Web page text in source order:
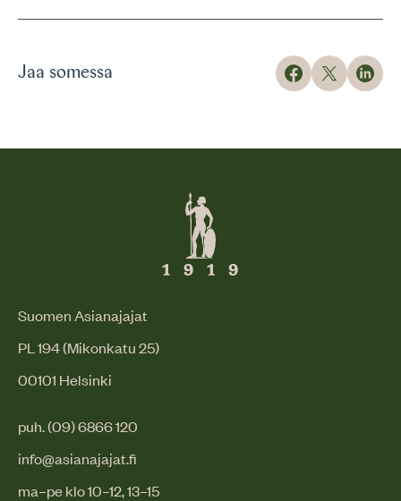
Jaa somessa
Suomen Asianajajat
PL 194 (Mikonkatu 25)
00101 Helsinki
puh. (09) 6866 120
info@asianajajat.fi
ma–pe klo 10–12, 13–15